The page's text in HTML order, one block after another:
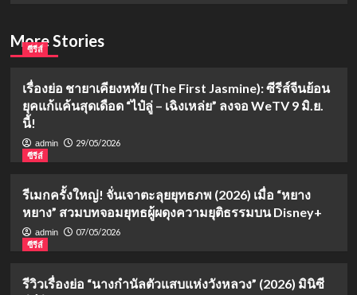
More Stories
ซีรีส์
เรื่องย่อ ชายาเคียงหทัย (The First Jasmine): ซีรีส์จีนย้อน
ยุคแก้แค้นสุดเดือด “ไป๋ลู่ – เฉิงเหล่ย” ลงจอ WeTV 9 มิ.ย.
นี้!
admin
29/05/2026
ซีรีส์
รีเมกครั้งใหญ่! จั่นเจาตะลุยยุทธภพ (2026) เมื่อ “หยาง
หยาง” สวมบทจอมยุทธผู้ผดุงความยุติธรรมบน Disney+
admin
07/05/2026
ซีรีส์
รีวิวเรื่องย่อ “นางกำนัลตัวแสบแห่งวังหลวง” (2026) มินิซี